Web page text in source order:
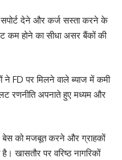
देने और कर्ज सस्ता करने के
कम होने का सीधा असर बैंकों की
FD पर मिलने वाले ब्याज में कमी
रणनीति अपनाते हुए मध्यम और
बेस को मजबूत करने और ग्राहकों
खासतौर पर वरिष्ठ नागरिकों